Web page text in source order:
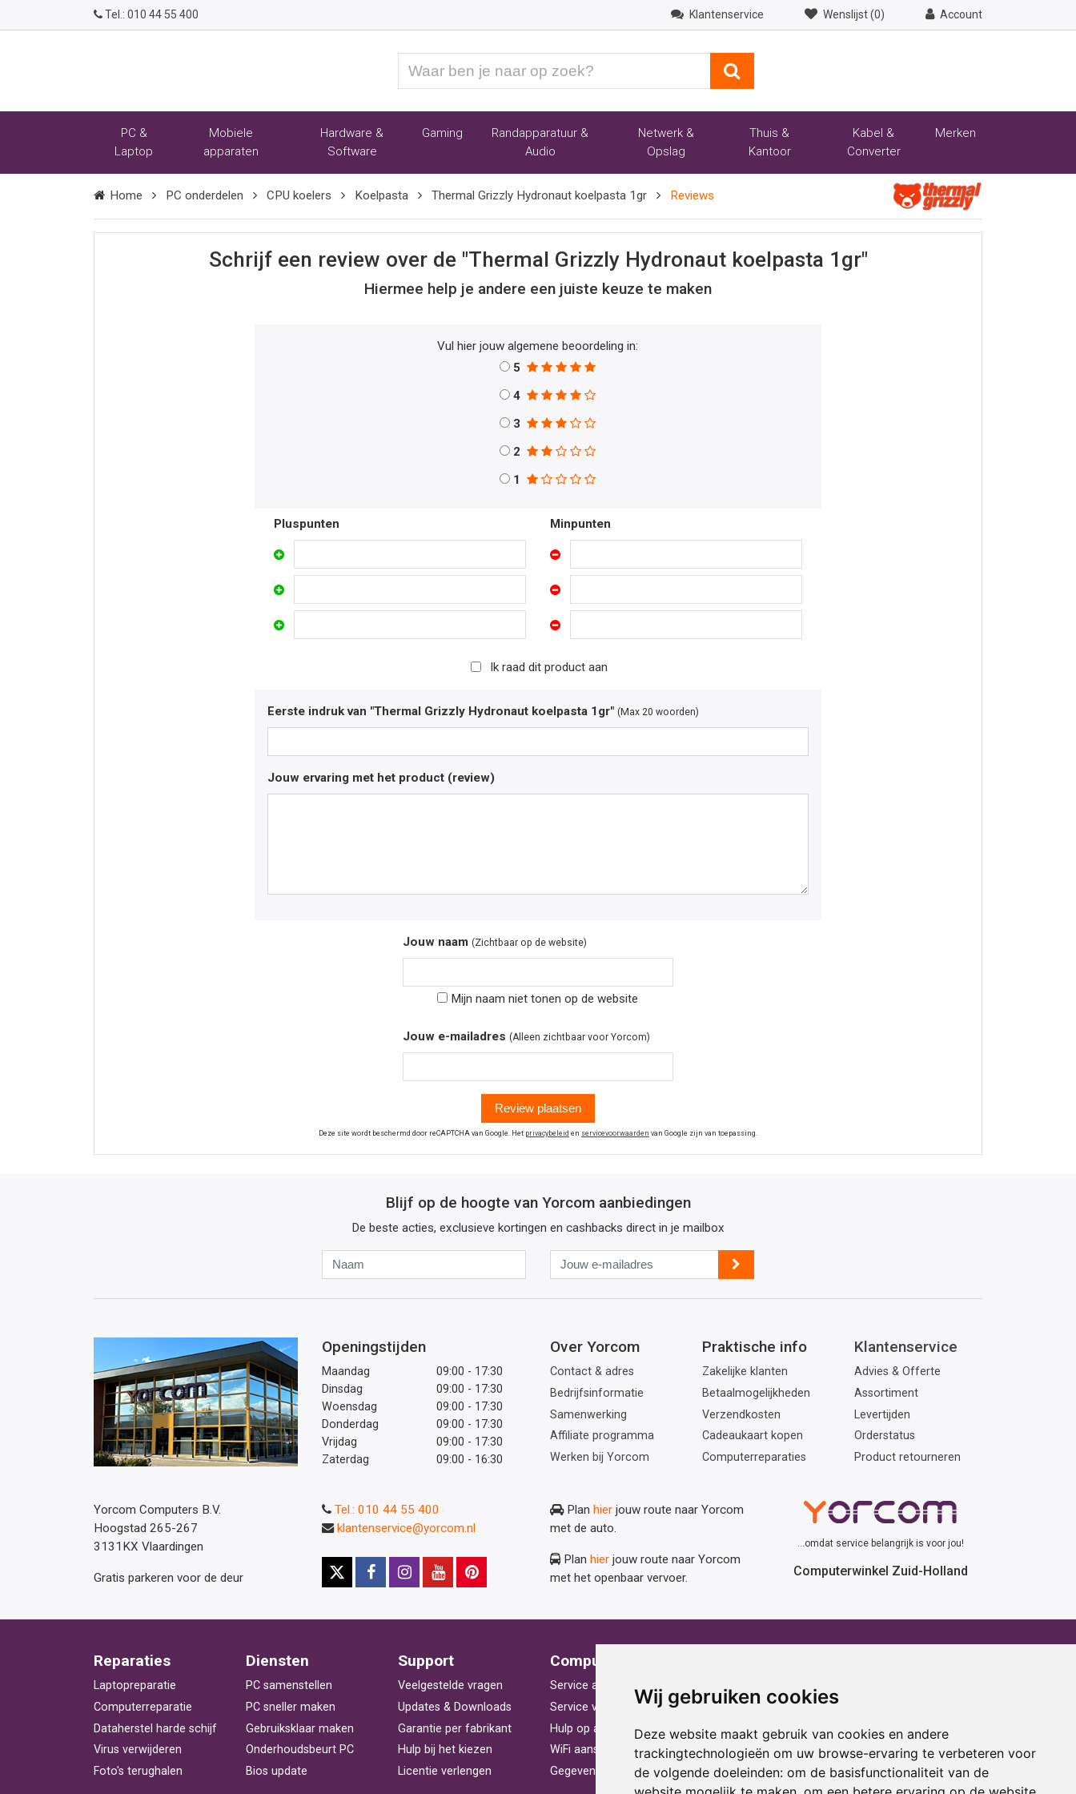
Wij gebruiken cookies
Deze website maakt gebruik van cookies en andere
trackingtechnologieën om uw browse-ervaring te verbeteren voor
de volgende doeleinden: om de basisfunctionaliteit van de
Tel.: 010 44 55 400 Klantenservice Wenslijst (0) Account
ben
naar
PC &
Laptop
Mobiele
apparaten
Hardware &
Software
Gaming
Randapparatuur &
Audio
Netwerk &
Opslag
Thuis &
Kantoor
Kabel &
Converter
Merken
Home PC onderdelen CPU koelers Koelpasta Thermal Grizzly Hydronaut koelpasta 1gr Reviews
Schrijf een review over de "Thermal Grizzly Hydronaut koelpasta 1gr"
Hiermee help je andere een juiste keuze te maken
Vul hier jouw algemene beoordeling in:
5
4
3
2
1
Pluspunten Minpunten
Ik raad dit product aan
Eerste indruk van "Thermal Grizzly Hydronaut koelpasta 1gr" (Max 20 woorden)
Jouw ervaring met het product (review)
Jouw naam (Zichtbaar op de website)
Mijn naam niet tonen op de website
Jouw e-mailadres (Alleen zichtbaar voor Yorcom)
Review plaatsen
Deze site wordt beschermd door reCAPTCHA van Google. Het privacybeleid en servicevoorwaarden van Google zijn van toepassing.
Blijf op de hoogte van Yorcom aanbiedingen
De beste acties, exclusieve kortingen en cashbacks direct in je mailbox
Jouw
e-
mailadres
Openingstijden
Maandag
09:00 - 17:30
Dinsdag
09:00 - 17:30
Woensdag
09:00 - 17:30
Donderdag
09:00 - 17:30
Vrijdag
09:00 - 17:30
Zaterdag
09:00 - 16:30
Over Yorcom
Contact & adres
Bedrijfsinformatie
Samenwerking
Affiliate programma
Werken bij Yorcom
Praktische info
Zakelijke klanten
Betaalmogelijkheden
Verzendkosten
Cadeaukaart kopen
Computerreparaties
Klantenservice
Advies & Offerte
Assortiment
Levertijden
Orderstatus
Product retourneren
Yorcom Computers B.V.
Hoogstad 265-267
3131KX Vlaardingen
Gratis parkeren voor de deur
Plan hier jouw route naar Yorcom
met de auto.
Plan hier jouw route naar Yorcom
met het openbaar vervoer.
Tel.: 010 44 55 400
klantenservice@yorcom.nl
...omdat service belangrijk is voor jou!
Computerwinkel Zuid-Holland
Reparaties
Laptopreparatie
Computerreparatie
Dataherstel harde schijf
Virus verwijderen
Foto's terughalen
Diensten
PC samenstellen
PC sneller maken
Gebruiksklaar maken
Onderhoudsbeurt PC
Bios update
Support
Veelgestelde vragen
Updates & Downloads
Garantie per fabrikant
Hulp bij het kiezen
Licentie verlengen
Computerhulp
Service aan huis
Service voor bedrijven
Hulp op afstand
WiFi aansluiten
Gegevens herstellen
Statafel huren
Laptop huren
Beamer huren
Racestoel huren
Projectiescherm huren
Cadeau ideeën
Print service
Kortingscode